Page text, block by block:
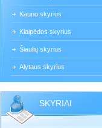
Kauno skyrius
Klaipėdos skyrius
Šiaulių skyrius
Alytaus skyrius
SKYRIAI